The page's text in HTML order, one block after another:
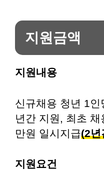
지원금액
지원내용
신규채용 청년 1인
년간 지원, 최초
만원 일시지급(2년
지원요건